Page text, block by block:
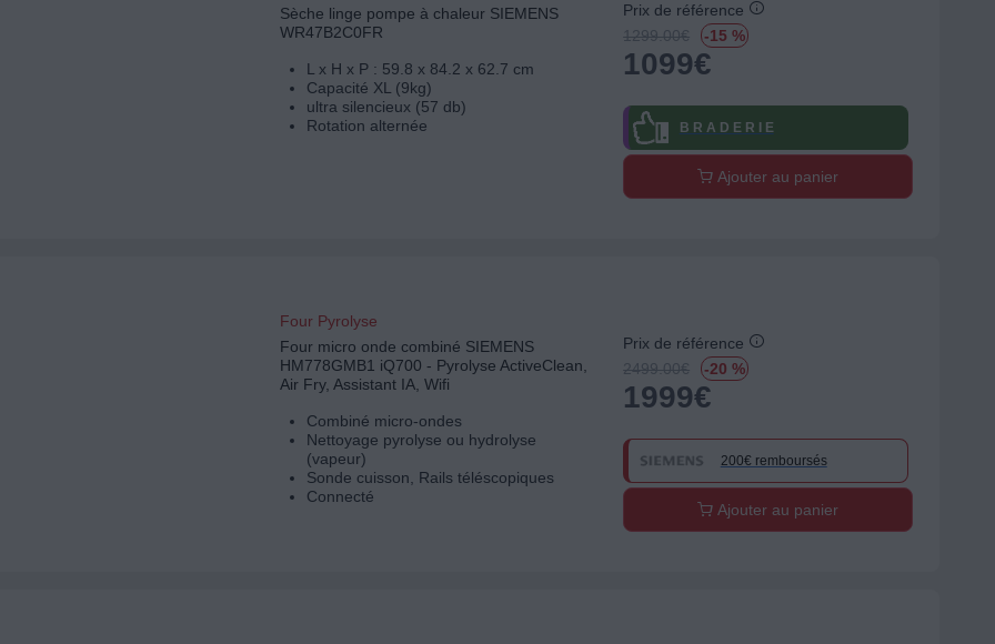
Sèche linge pompe à chaleur SIEMENS
WR47B2C0FR
L x H x P : 59.8 x 84.2 x 62.7 cm
Capacité XL (9kg)
ultra silencieux (57 db)
Rotation alternée
Prix de référence
1299.00€ -15 %
1099€
B R A D E R I E
Ajouter au panier
Four Pyrolyse
Four micro onde combiné SIEMENS
HM778GMB1 iQ700 - Pyrolyse ActiveClean,
Air Fry, Assistant IA, Wifi
Combiné micro-ondes
Nettoyage pyrolyse ou hydrolyse
(vapeur)
Sonde cuisson, Rails téléscopiques
Connecté
Prix de référence
2499.00€ -20 %
1999€
200€ remboursés
Ajouter au panier